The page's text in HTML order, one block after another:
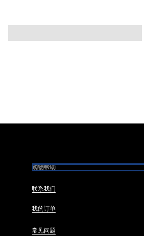
购物帮助
联系我们
我的订单
常见问题